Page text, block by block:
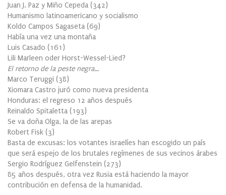
Juan J. Paz y Miño Cepeda (342)
Humanismo latinoamericano y socialismo
Koldo Campos Sagaseta (69)
Había una vez una montaña
Luis Casado (161 )
Lili Marleen oder Horst-Wessel-Lied?
El retorno de la peste negra…
Marco Teruggi (38)
Xiomara Castro juró como nueva presidenta
Honduras: el regreso 12 años después
Reinaldo Spitaletta (193)
Se va doña Olga, la de las arepas
Robert Fisk (3)
Basta de excusas: los votantes israelíes han escogido un país
que será espejo de los brutales regímenes de sus vecinos árabes
Sergio Rodríguez Gelfenstein (273)
85 años después, otra vez Rusia está haciendo la mayor
contribución en defensa de la humanidad.